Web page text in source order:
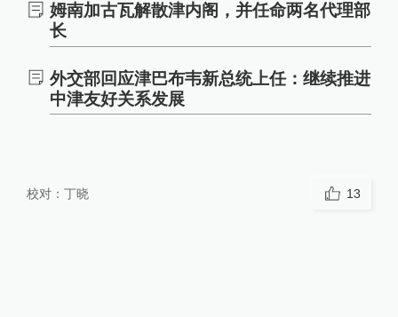
姆南加古瓦解散津内阁，并任命两名代理部
长
外交部回应津巴布韦新总统上任：继续推进
中津友好关系发展
校对： 丁晓 13